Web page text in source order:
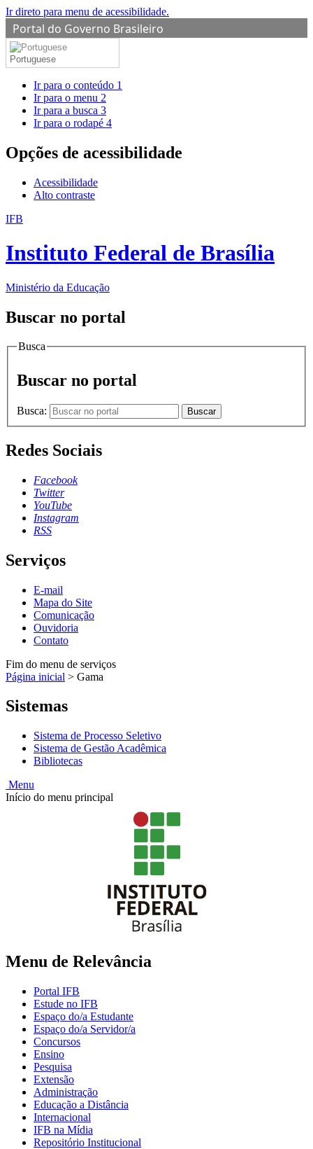
Ir direto para menu de acessibilidade.
Portal do Governo Brasileiro
Portuguese
Ir para o conteúdo 1
Ir para o menu 2
Ir para a busca 3
Ir para o rodapé 4
Opções de acessibilidade
Acessibilidade
Alto contraste
IFB
Instituto Federal de Brasília
Ministério da Educação
Buscar no portal
Busca
Buscar no portal
Busca: Buscar
Redes Sociais
Facebook
Twitter
YouTube
Instagram
RSS
Serviços
E-mail
Mapa do Site
Comunicação
Ouvidoria
Contato
Fim do menu de serviços
Página inicial > Gama
Sistemas
Sistema de Processo Seletivo
Sistema de Gestão Acadêmica
Bibliotecas
Menu
Início do menu principal
Menu de Relevância
Portal IFB
Estude no IFB
Espaço do/a Estudante
Espaço do/a Servidor/a
Concursos
Ensino
Pesquisa
Extensão
Administração
Educação a Distância
Internacional
IFB na Mídia
Repositório Institucional